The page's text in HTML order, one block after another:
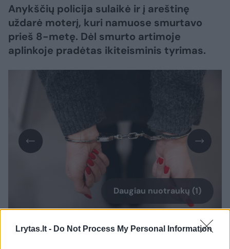
Lrytas.lt - Do Not Process My Personal Information
Anykščių policija sulaikė ir į areštinę
uždarė moterį, kuri namuose smurtavo
prieš 8-metę. Dėl smurto artimoje
aplinkoje pradėtas ikiteisminis tyrimas.
Daugiau nuotraukų (1)
Kaip pranešė Utenos apskrities VPK,